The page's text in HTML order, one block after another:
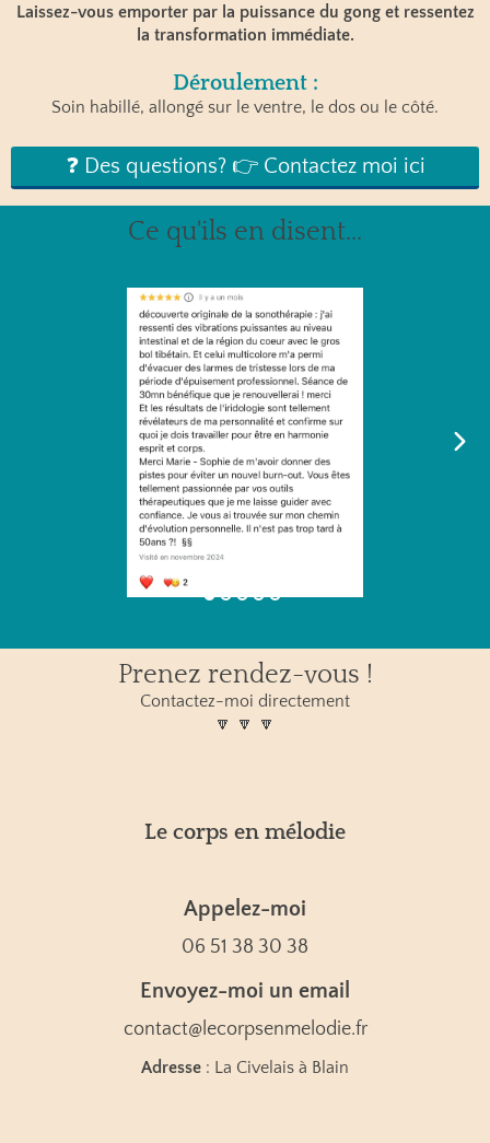
Laissez-vous emporter par la puissance du gong et ressentez
la transformation immédiate.
Déroulement :
Soin habillé, allongé sur le ventre, le dos ou le côté.
❓ Des questions? 👉 Contactez moi ici
Ce qu'ils en disent...
Prenez rendez-vous !
Contactez-moi directement
🔽 🔽 🔽
Le corps en mélodie
Appelez-moi
06 51 38 30 38
Envoyez-moi un email
contact@lecorpsenmelodie.fr
Adresse : La Civelais à Blain